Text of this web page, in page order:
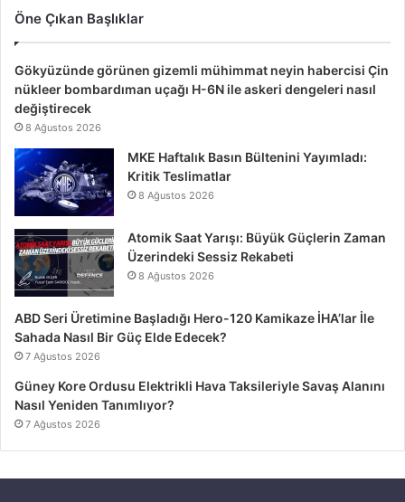
Öne Çıkan Başlıklar
Gökyüzünde görünen gizemli mühimmat neyin habercisi Çin
nükleer bombardıman uçağı H-6N ile askeri dengeleri nasıl
değiştirecek
8 Ağustos 2026
MKE Haftalık Basın Bültenini Yayımladı:
Kritik Teslimatlar
8 Ağustos 2026
Atomik Saat Yarışı: Büyük Güçlerin Zaman
Üzerindeki Sessiz Rekabeti
8 Ağustos 2026
ABD Seri Üretimine Başladığı Hero-120 Kamikaze İHA’lar İle
Sahada Nasıl Bir Güç Elde Edecek?
7 Ağustos 2026
Güney Kore Ordusu Elektrikli Hava Taksileriyle Savaş Alanını
Nasıl Yeniden Tanımlıyor?
7 Ağustos 2026